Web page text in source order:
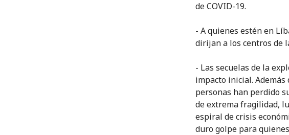
de COVID-19.
- A quienes estén en
dirijan a los centros de
- Las secuelas de la
impacto inicial.
personas han perdido
de extrema fragilidad,
espiral de crisis
duro golpe para